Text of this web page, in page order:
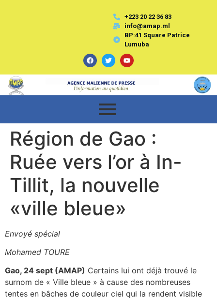
+223 20 22 36 83
info@amap.ml
BP:41 Square Patrice
Lumuba
Région de Gao :
Ruée vers l’or à In-
Tillit, la nouvelle
«ville bleue»
Envoyé spécial
Mohamed TOURE
Gao, 24 sept (AMAP) Certains lui ont déjà trouvé le
surnom de « Ville bleue » à cause des nombreuses
tentes en bâches de couleur ciel qui la rendent visible